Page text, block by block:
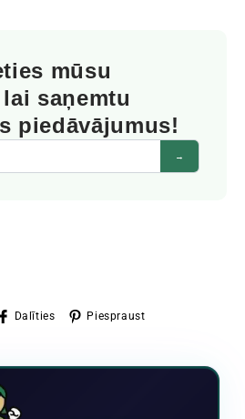
mūsu
saņemtu
piedāvājumus!
→
Dalīties Piespraust